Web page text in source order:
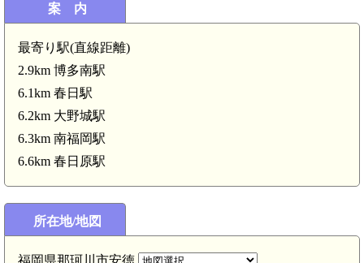
案 内
最寄り駅(直線距離)
2.9km 博多南駅
6.1km 春日駅
6.2km 大野城駅
6.3km 南福岡駅
6.6km 春日原駅
所在地/地図
福岡県那珂川市安徳